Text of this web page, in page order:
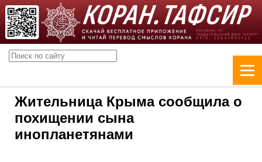
Жительница Крыма сообщила о
похищении сына
инопланетянами